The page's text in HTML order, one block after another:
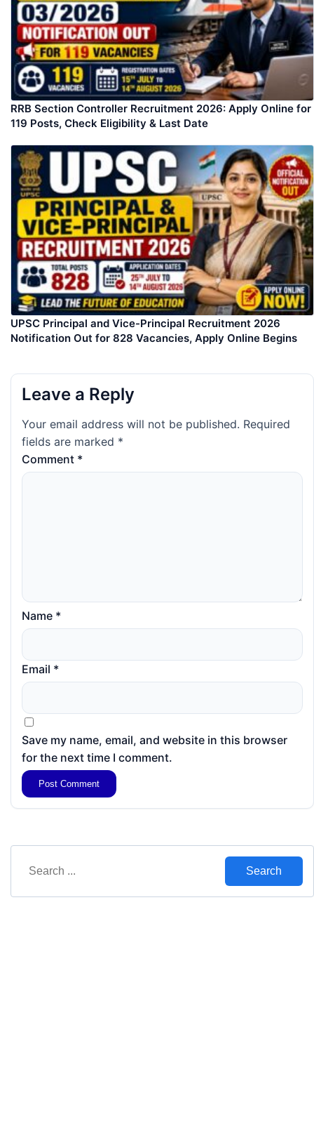
RRB Section Controller Recruitment 2026: Apply Online for
119 Posts, Check Eligibility & Last Date
UPSC Principal and Vice-Principal Recruitment 2026
Notification Out for 828 Vacancies, Apply Online Begins
Leave a Reply
Your email address will not be published. Required
fields are marked *
Comment *
Name *
Email *
Save my name, email, and website in this browser
for the next time I comment.
Search